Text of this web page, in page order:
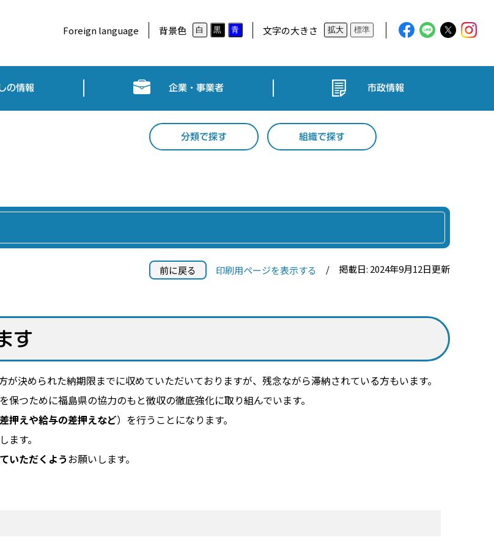
Foreign language 背景色 白 黒 青 文字の大きさ 拡大 標準
の情報 企業・事業者 市政情報
分類で探す 組織で探す
前に戻る 印刷用ページを表示する 掲載日: 2024年9月12日更新
す
決められた納期限までに収めていただいておりますが、残念ながら滞納されている方もいます。
つために福島県の協力のもと徴収の徹底強化に取り組んでいます。
押えや給与の差押えなど）を行うことになります。
ます。
いただくようお願いします。